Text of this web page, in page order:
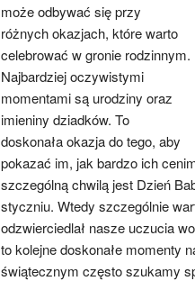
może odbywać się przy
różnych okazjach, które warto
celebrować w gronie rodzinnym.
Najbardziej oczywistymi
momentami są urodziny oraz
imieniny dziadków. To
doskonała okazja do tego, aby
pokazać im, jak bardzo ich
szczególną chwilą jest Dzień
styczniu. Wtedy szczególnie
odzwierciedlał nasze uczucia
to kolejne doskonałe momenty
świątecznym często szukamy